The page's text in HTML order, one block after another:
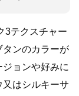
3テクスチャー
ンのカラーが
ョンや好みに
はシルキーサ